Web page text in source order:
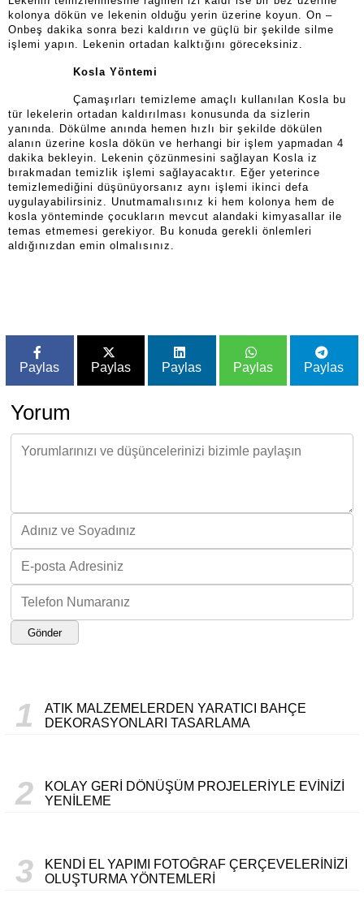
kolonya dökün ve lekenin olduğu yerin üzerine koyun. On –
Onbeş dakika sonra bezi kaldırın ve güçlü bir şekilde silme
işlemi yapın. Lekenin ortadan kalktığını göreceksiniz.
Kosla Yöntemi
Çamaşırları temizleme amaçlı kullanılan Kosla bu
tür lekelerin ortadan kaldırılması konusunda da sizlerin
yanında. Dökülme anında hemen hızlı bir şekilde dökülen
alanın üzerine kosla dökün ve herhangi bir işlem yapmadan 4
dakika bekleyin. Lekenin çözünmesini sağlayan Kosla iz
bırakmadan temizlik işlemi sağlayacaktır. Eğer yeterince
temizlemediğini düşünüyorsanız aynı işlemi ikinci defa
uygulayabilirsiniz. Unutmamalısınız ki hem kolonya hem de
kosla yönteminde çocukların mevcut alandaki kimyasallar ile
temas etmemesi gerekiyor. Bu konuda gerekli önlemleri
aldığınızdan emin olmalısınız.
Paylas Paylas Paylas Paylas Paylas
Yorum
Gönder
1
ATIK MALZEMELERDEN YARATICI BAHÇE
DEKORASYONLARI TASARLAMA
2
KOLAY GERI DÖNÜŞÜM PROJELERIYLE EVINIZI
YENILEME
3
KENDI EL YAPIMI FOTOĞRAF ÇERÇEVELERINIZI
OLUŞTURMA YÖNTEMLERI